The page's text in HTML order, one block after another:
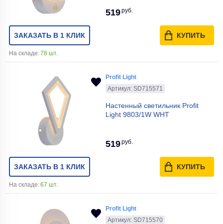
519руб.
ЗАКАЗАТЬ В 1 КЛИК КУПИТЬ
На складе:78 шт.
Profit Light
Артикул: SD715571
Настенный светильник Profit
Light 9803/1W WHT
519руб.
ЗАКАЗАТЬ В 1 КЛИК КУПИТЬ
На складе:67 шт.
Profit Light
Артикул: SD715570